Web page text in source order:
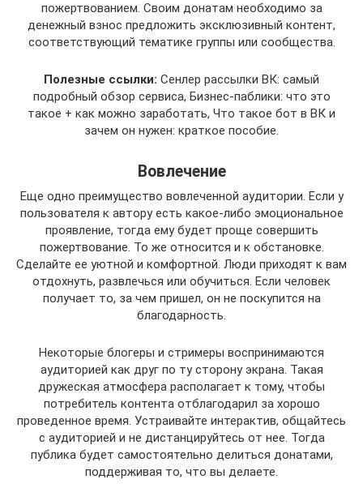
пожертвованием. Своим донатам необходимо за
денежный взнос предложить эксклюзивный контент,
соответствующий тематике группы или сообщества.
Полезные ссылки: Сенлер рассылки ВК: самый
подробный обзор сервиса, Бизнес-паблики: что это
такое + как можно заработать, Что такое бот в ВК и
зачем он нужен: краткое пособие.
Вовлечение
Еще одно преимущество вовлеченной аудитории. Если у
пользователя к автору есть какое-либо эмоциональное
проявление, тогда ему будет проще совершить
пожертвование. То же относится и к обстановке.
Сделайте ее уютной и комфортной. Люди приходят к вам
отдохнуть, развлечься или обучиться. Если человек
получает то, за чем пришел, он не поскупится на
благодарность.
Некоторые блогеры и стримеры воспринимаются
аудиторией как друг по ту сторону экрана. Такая
дружеская атмосфера располагает к тому, чтобы
потребитель контента отблагодарил за хорошо
проведенное время. Устраивайте интерактив, общайтесь
с аудиторией и не дистанцируйтесь от нее. Тогда
публика будет самостоятельно делиться донатами,
поддерживая то, что вы делаете.